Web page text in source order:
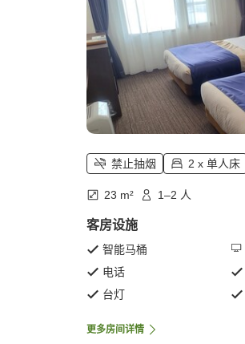
禁止抽烟 2 x 单人床
23 m² 1–2 人
客房设施
智能马桶
电话
台灯
更多房间详情